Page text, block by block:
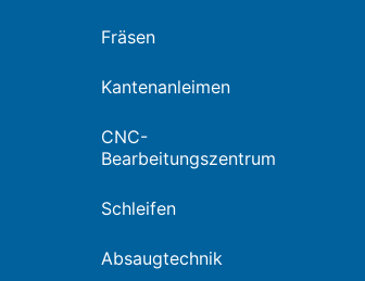
Fräsen
Kantenanleimen
CNC-
Bearbeitungszentrum
Schleifen
Absaugtechnik